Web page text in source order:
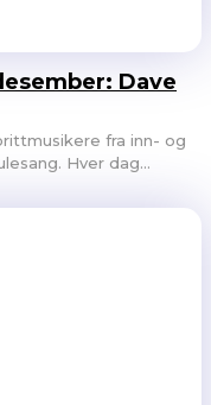
Dave
fra inn- og
Hver dag...